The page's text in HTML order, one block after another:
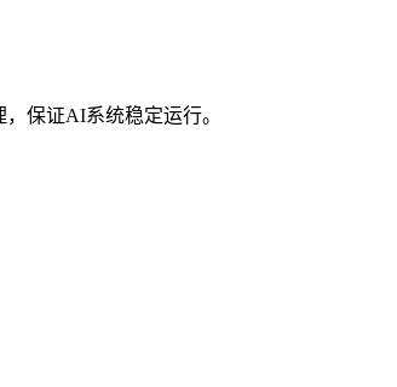
保证AI系统稳定运行。